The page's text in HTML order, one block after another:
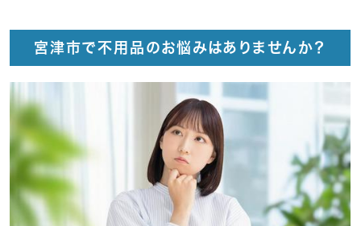
宮津市で不用品のお悩みはありませんか？